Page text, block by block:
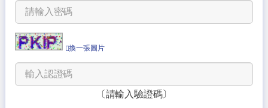
換一張圖片
〔請輸入驗證碼〕